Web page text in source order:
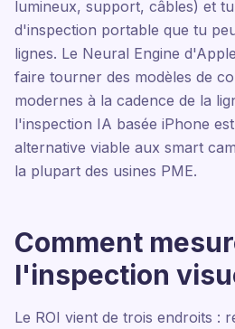
lumineux, support, câbles) et
d'inspection portable que tu
lignes. Le Neural Engine
faire tourner des modèles de
modernes à la cadence de la
l'inspection IA basée iPhone
alternative viable aux smart
la plupart des usines PME.
Comment
l'inspection
Le ROI vient de trois endroits :